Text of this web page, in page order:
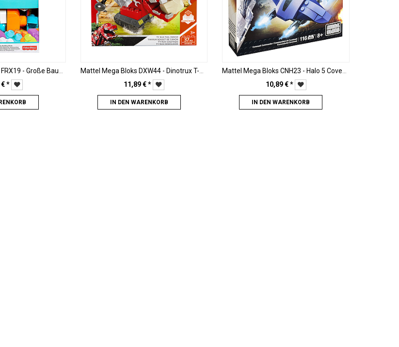
*
11,89€ *
IN DEN WARENKORB
10,89€ *
IN DEN WARENKORB